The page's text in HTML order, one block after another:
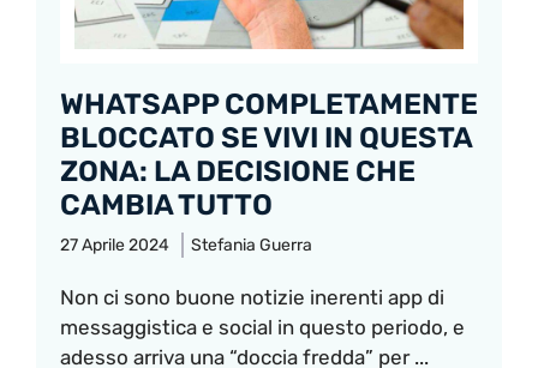
WHATSAPP COMPLETAMENTE
BLOCCATO SE VIVI IN QUESTA
ZONA: LA DECISIONE CHE
CAMBIA TUTTO
27 Aprile 2024 Stefania Guerra
Non ci sono buone notizie inerenti app di
messaggistica e social in questo periodo, e
adesso arriva una “doccia fredda” per ...